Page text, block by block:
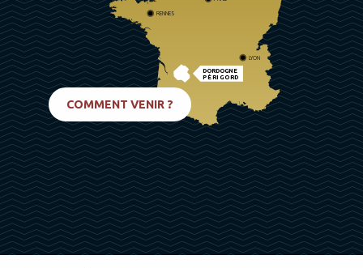
DORDOGNE
PÉRIGORD
RENNES
LYON
COMMENT VENIR ?